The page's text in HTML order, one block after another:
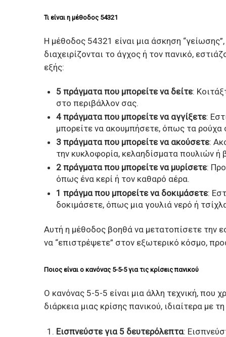
Τι είναι η μέθοδος 54321
Η μέθοδος 54321 είναι μια άσκηση
διαχειρίζονται το άγχος ή τον πανικό,
εξής:
5 πράγματα που μπορείτε να δείτε:
στο περιβάλλον σας.
4 πράγματα που μπορείτε να αγγίξετε:
μπορείτε να ακουμπήσετε, όπως τα ρούχα
3 πράγματα που μπορείτε να ακούσετε:
την κυκλοφορία, κελαηδίσματα πουλιών ή
2 πράγματα που μπορείτε να μυρίσετε:
όπως ένα κερί ή τον καθαρό αέρα.
1 πράγμα που μπορείτε να δοκιμάσετε:
δοκιμάσετε, όπως μια γουλιά νερό ή
Αυτή η μέθοδος βοηθά να μετατοπίσετε την
να “επιστρέψετε” στον εξωτερικό κόσμο,
Ποιος είναι ο κανόνας 5-5-5 για τις κρίσεις πανικού
Ο κανόνας 5-5-5 είναι μια άλλη τεχνική, που
διάρκεια μιας κρίσης πανικού, ιδιαίτερα με
Εισπνεύστε για 5 δευτερόλεπτα: